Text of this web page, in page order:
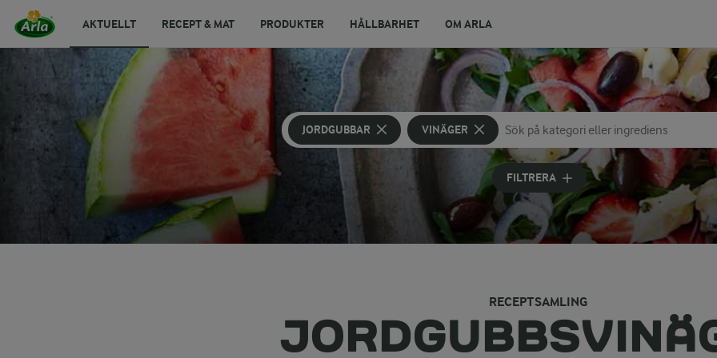
AKTUELLT RECEPT & MAT PRODUKTER HÅLLBARHET OM ARLA
JORDGUBBAR VINÄGER
Sök på kategori eller ingrediens
Skriv in sökord för att få förslag
FILTRERA
RECEPTSAMLING